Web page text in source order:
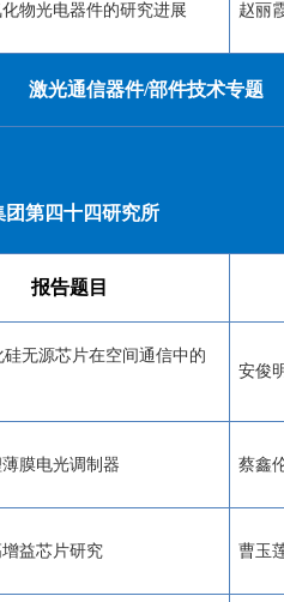
物光电器件的研究进展 赵丽
激光通信器件/部件技术专题
第四十四研究所
报告题目
硅无源芯片在空间通信中的
安俊
膜电光调制器 蔡鑫
益芯片研究 曹玉